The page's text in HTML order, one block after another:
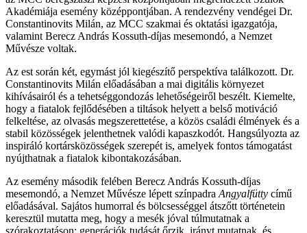
Akadémiája esemény középpontjában. A rendezvény vendégei Dr.
Constantinovits Milán, az MCC szakmai és oktatási igazgatója,
valamint Berecz András Kossuth-díjas mesemondó, a Nemzet
Művésze voltak.
Az est során két, egymást jól kiegészítő perspektíva találkozott. Dr.
Constantinovits Milán előadásában a mai digitális környezet
kihívásairól és a tehetséggondozás lehetőségeiről beszélt. Kiemelte,
hogy a fiatalok fejlődésében a tiltások helyett a belső motiváció
felkeltése, az olvasás megszerettetése, a közös családi élmények és a
stabil közösségek jelenthetnek valódi kapaszkodót. Hangsúlyozta az
inspiráló kortársközösségek szerepét is, amelyek fontos támogatást
nyújthatnak a fiatalok kibontakozásában.
Az esemény második felében Berecz András Kossuth-díjas
mesemondó, a Nemzet Művésze lépett színpadra Angyalfütty című
előadásával. Sajátos humorral és bölcsességgel átszőtt történetein
keresztül mutatta meg, hogy a mesék jóval túlmutatnak a
szórakoztatáson: generációk tudását őrzik, irányt mutatnak, és